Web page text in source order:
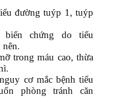
đường tuýp 1, tuýp
chứng do tiểu
nên.
trong máu cao, thừa
cơ mắc bệnh tiểu
phòng tránh căn